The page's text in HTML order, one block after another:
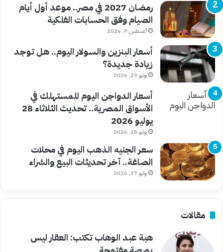
رمضان 2027 في مصر.. موعد أول أيام
الصيام وفق الحسابات الفلكية
أغسطس 9, 2026
أسعار البنزين والسولار اليوم.. هل توجد
زيادة جديدة؟
يوليو 29, 2026
أسعار الدواجن اليوم للمستهلك في
الأسواق المصرية.. تحديث الثلاثاء 28
يوليو 2026
يوليو 28, 2026
سعر الجنيه الذهب اليوم في محلات
الصاغة.. آخر تحديثات البيع والشراء
يوليو 27, 2026
مقالات
هبة عبد الوهاب تكتب: العقار ليس